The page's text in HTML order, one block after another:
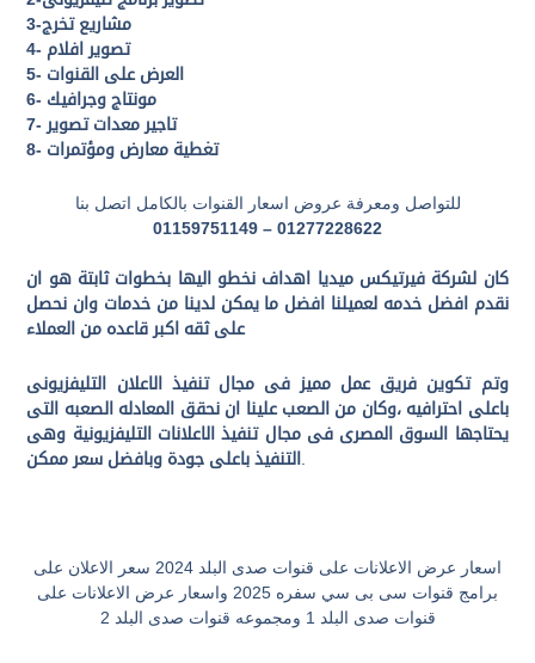
3-مشاريع تخرج
4- تصوير افلام
5- العرض على القنوات
6- مونتاج وجرافيك
7- تاجير معدات تصوير
8- تغطية معارض ومؤتمرات
للتواصل ومعرفة عروض اسعار القنوات بالكامل اتصل بنا
01277228622 – 01159751149
كان لشركة فيرتيكس ميديا اهداف نخطو اليها بخطوات ثابتة هو ان
نقدم افضل خدمه لعميلنا افضل ما يمكن لدينا من خدمات وان نحصل
على ثقه اكبر قاعده من العملاء
وتم تكوين فريق عمل مميز فى مجال تنفيذ الاعلان التليفزيونى
باعلى احترافيه ،وكان من الصعب علينا ان نحقق المعادله الصعبه التى
يحتاجها السوق المصرى فى مجال تنفيذ الاعلانات التليفزيونية وهى
التنفيذ باعلى جودة وبافضل سعر ممكن
اسعار عرض الاعلانات على قنوات صدى البلد 2024 سعر الاعلان على
برامج قنوات سى بى سي سفره 2025 واسعار عرض الاعلانات على
قنوات صدى البلد 1 ومجموعه قنوات صدى البلد 2